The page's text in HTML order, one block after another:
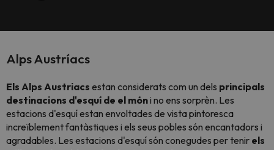
Alps Austríacs
Els Alps Austriacs estan considerats com un dels principals
destinacions d'esquí de el móni no ens sorprèn. Les
estacions d'esquí estan envoltades de vista pintoresca
increïblement fantàstiques i els seus pobles són encantadors i
agradables. Les estacions d'esquí són conegudes per tenir els